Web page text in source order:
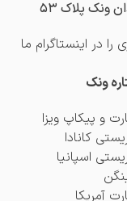
ونک پلاک ۵۳
در اینستاگرام ما
ونک
و پیکاپ ویزا
کانادا
اسپانیا
آمریکا